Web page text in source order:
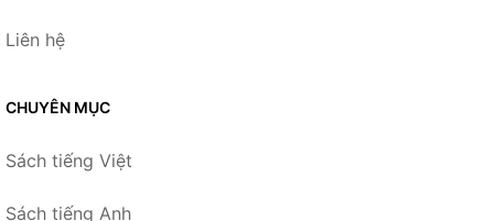
Liên hệ
CHUYÊN MỤC
Sách tiếng Việt
Sách tiếng Anh